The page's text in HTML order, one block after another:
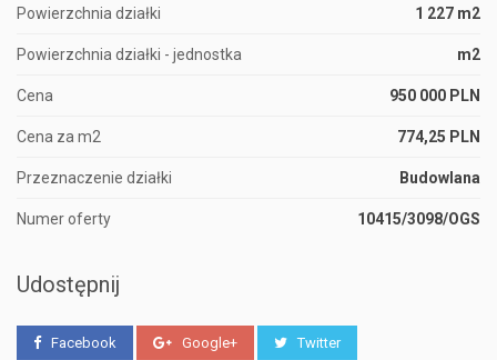
Powierzchnia działki 1 227 m2
Powierzchnia działki - jednostka m2
Cena 950 000 PLN
Cena za m2 774,25 PLN
Przeznaczenie działki Budowlana
Numer oferty 10415/3098/OGS
Udostępnij
Facebook Google+ Twitter